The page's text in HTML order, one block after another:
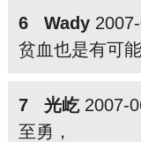
6 Wady2007-
贫血也是有可
7 光屹2007-
至勇，